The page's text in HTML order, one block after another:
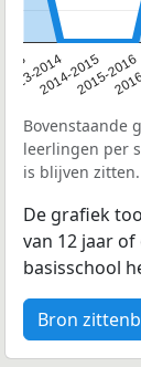
2013-20142014-20152015-2016
Bovenstaande
leerlingen per
is blijven
De grafiek
van 12 jaar
basisschool
Bron